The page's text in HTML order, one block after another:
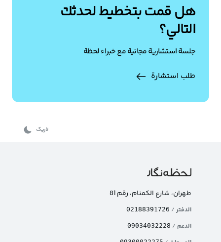
هل قمت بتخطيط لحدثك
التالي؟
جلسة استشارية مجانية مع خبراء لحظة
طلب استشارة
تاریک
طهران، شارع الکمنام، رقم 81
الدفتر /
02188391726
الدعم /
09034032228